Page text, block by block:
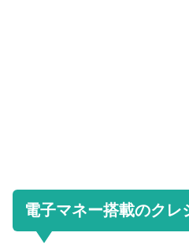
電子マネー搭載のクレ